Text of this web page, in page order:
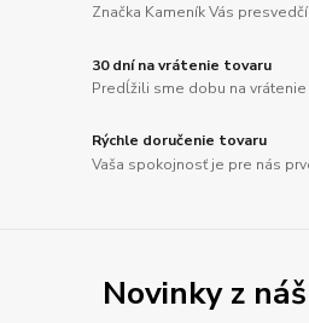
Značka Kameník Vás
30 dní na vrátenie tovaru
Predĺžili sme dobu na vrátenie
Rýchle doručenie tovaru
Vaša spokojnosť je pre nás
Novinky z